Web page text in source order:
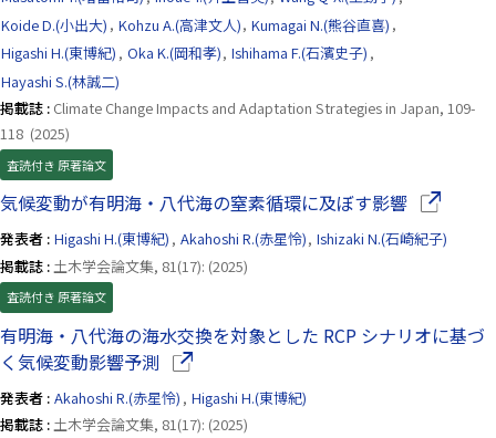
Koide D.(小出大) , Kohzu A.(高津文人), Kumagai N.(熊谷直喜) ,
Higashi H.(東博紀) , Oka K.(岡和孝), Ishihama F.(石濱史子) ,
Hayashi S.(林誠二)
掲載誌 : Climate Change Impacts and Adaptation Strategies in Japan, 109-
118 (2025)
査読付き 原著論文
気候変動が有明海・八代海の窒素循環に及ぼす影響（別ウイ
発表者 : Higashi H.(東博紀) , Akahoshi R.(赤星怜), Ishizaki N.(石崎紀子)
掲載誌 : 土木学会論文集, 81(17): (2025)
査読付き 原著論文
有明海・八代海の海水交換を対象とした RCP シナリオに基づ
く気候変動影響予測 （別ウインドウで開きます）
発表者 : Akahoshi R.(赤星怜) , Higashi H.(東博紀)
掲載誌 :土木学会論文集, 81(17): (2025)